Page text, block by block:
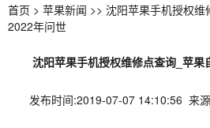
首页 > 苹果新闻 >> 沈阳苹果手机授权
2022年问世
沈阳苹果手机授权维修点查询_苹
发布时间:2019-07-07 14:10:56 来